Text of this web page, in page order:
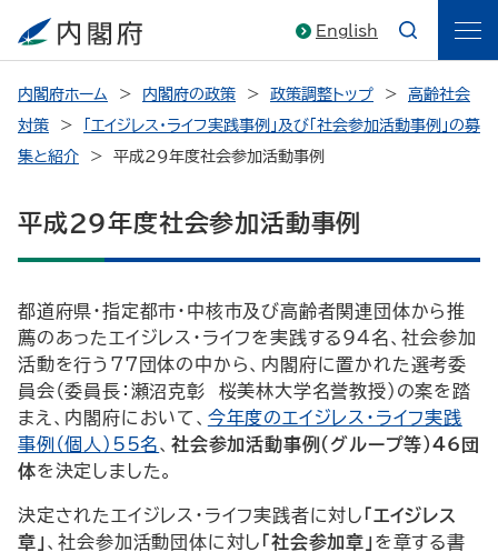
English
内閣府ホーム 内閣府の政策 政策調整トップ
高齢社会
対策
「エイジレス・ライフ実践事例」及び「社会参加活動事例」の募
集と紹介
平成29年度社会参加活動事例
平成29年度社会参加活動事例
都道府県・指定都市・中核市及び高齢者関連団体から推
薦のあったエイジレス・ライフを実践する94名、社会参加
活動を行う77団体の中から、内閣府に置かれた選考委
員会（委員長：瀬沼克彰 桜美林大学名誉教授）の案を踏
まえ、内閣府において、 今年度のエイジレス・ライフ実践
事例（個人）55名、社会参加活動事例（グループ等）46団
体を決定しました。
決定されたエイジレス･ライフ実践者に対し
｢エイジレス
章｣ 、社会参加活動団体に対し ｢社会参加章｣ を章する書